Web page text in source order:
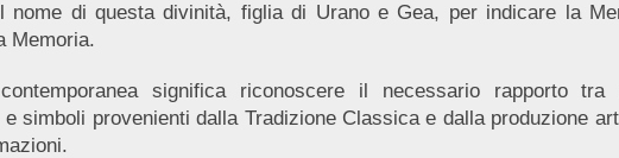
nome di questa divinità, figlia di Urano e Gea, per indicare la
Memoria.
significa riconoscere il necessario rapporto
simboli provenienti dalla Tradizione Classica e dalla produzione